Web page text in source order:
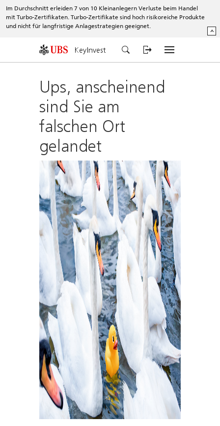
Im Durchschnitt erleiden 7 von 10 Kleinanlegern Verluste beim Handel
mit Turbo-Zertifikaten. Turbo-Zertifikate sind hoch risikoreiche Produkte
und nicht für langfristige Anlagestrategien geeignet.
^
KeyInvest
Ups, anscheinend
sind Sie am
falschen Ort
gelandet